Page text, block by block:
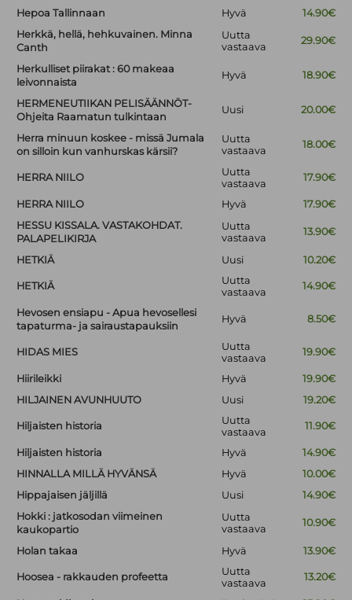
Hepoa Tallinnaan Hyvä
14.90€
Herkkä, hellä, hehkuvainen. Minna
Canth
Uutta
vastaava
29.90€
Herkulliset piirakat : 60 makeaa
leivonnaista
Hyvä 18.90€
HERMENEUTIIKAN PELISÄÄNNÖT-
Ohjeita Raamatun tulkintaan
Uusi 20.00€
Herra minuun koskee - missä Jumala
on silloin kun vanhurskas kärsii?
Uutta
vastaava
18.00€
HERRA NIILO
Uutta
vastaava
17.90€
HERRA NIILO Hyvä
17.90€
HESSU KISSALA. VASTAKOHDAT.
PALAPELIKIRJA
Uutta
vastaava
13.90€
HETKIÄ Uusi 10.20€
HETKIÄ
Uutta
vastaava
14.90€
Hevosen ensiapu - Apua hevosellesi
tapaturma- ja sairaustapauksiin
Hyvä 8.50€
HIDAS MIES
Uutta
vastaava
19.90€
Hiirileikki Hyvä
19.90€
HILJAINEN AVUNHUUTO
Uusi 19.20€
Hiljaisten historia
Uutta
vastaava
11.90€
Hiljaisten historia Hyvä
14.90€
HINNALLA MILLÄ HYVÄNSÄ
Hyvä
10.00€
Hippajaisen jäljillä
Uusi
14.90€
Hokki : jatkosodan viimeinen
kaukopartio
Uutta
vastaava
10.90€
Holan takaa Hyvä 13.90€
Hoosea - rakkauden profeetta
Uutta
vastaava
13.20€